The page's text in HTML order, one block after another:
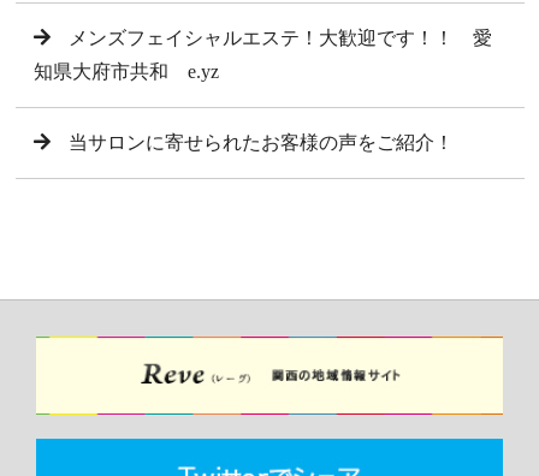
メンズフェイシャルエステ！大歓迎です！！ 愛
知県大府市共和 e.yz
当サロンに寄せられたお客様の声をご紹介！